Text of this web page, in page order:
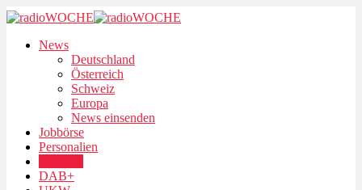
News
Deutschland
Österreich
Schweiz
Europa
News einsenden
Jobbörse
Personalien
DAB+